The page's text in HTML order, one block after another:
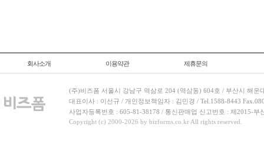
회사소개 이용약관 제휴문의
(주)비즈폼 서울시 강남구 역삼로 204 (역삼동) 604호 / 부산시 해운
대표이사 : 이선규 / 개인정보책임자 : 김민경 / Tel.1588-8443
사업자등록번호 : 605-81-38178 / 통신판매업 신고번호 : 제2015-부
Copyright (c) 2000-2026 by bizforms.co.kr All rights reserved.